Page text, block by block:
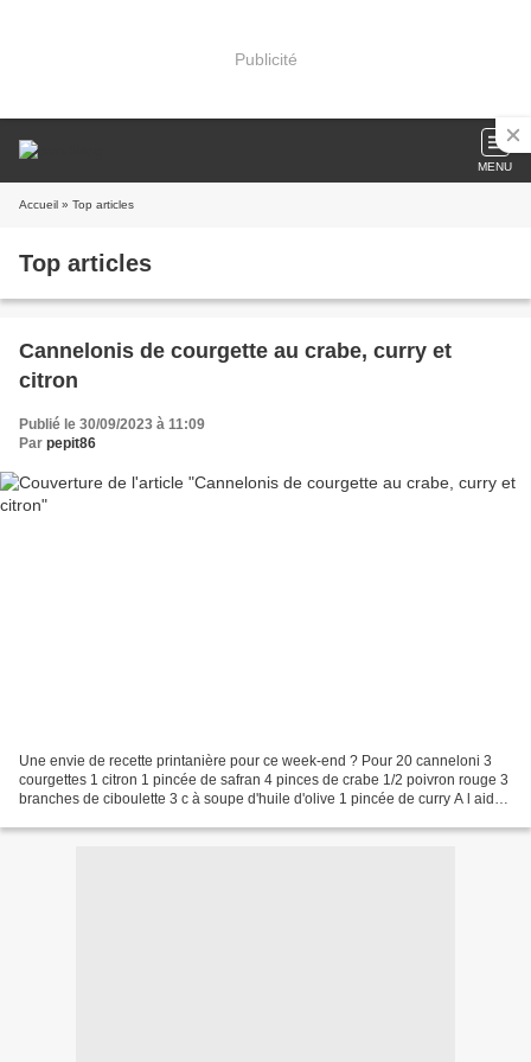
Publicité
MENU
Accueil » Top articles
Top articles
Cannelonis de courgette au crabe, curry et
citron
Publié le 30/09/2023 à 11:09
Par pepit86
Une envie de recette printanière pour ce week-end ? Pour 20 canneloni 3
courgettes 1 citron 1 pincée de safran 4 pinces de crabe 1/2 poivron rouge 3
branches de ciboulette 3 c à soupe d'huile d'olive 1 pincée de curry A l aide